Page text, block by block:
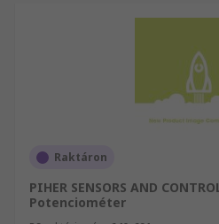
Raktáron
PIHER SENSORS AND
Potenciométer